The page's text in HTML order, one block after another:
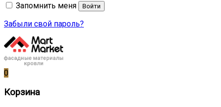
Запомнить меня
Войти
Забыли свой пароль?
0
Корзина